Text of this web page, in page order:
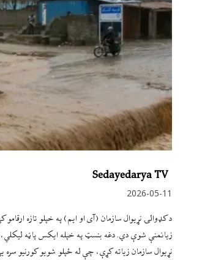
Sedayedarya TV
2026-05-11
زیانمنې شوې دي. دغه بنسټ په خپله ایکس پاڼه
نړیوال سازمان زیاته کړې، چې له ځپلو شویو کورنیو